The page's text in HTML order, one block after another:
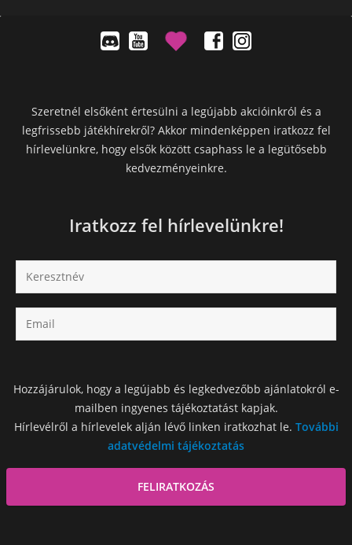
Szeretnél elsőként értesülni a legújabb akcióinkról és a
legfrissebb játékhírekről? Akkor mindenképpen iratkozz fel
hírlevelünkre, hogy elsők között csaphass le a legütősebb
kedvezményeinkre.
Iratkozz fel hírlevelünkre!
Hozzájárulok, hogy a legújabb és legkedvezőbb ajánlatokról e-
mailben ingyenes tájékoztatást kapjak.
Hírlevélről a hírlevelek alján lévő linken iratkozhat le. További
adatvédelmi tájékoztatás